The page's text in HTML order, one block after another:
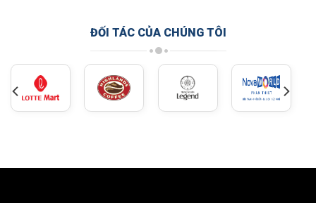
ĐỐI TÁC CỦA CHÚNG TÔI